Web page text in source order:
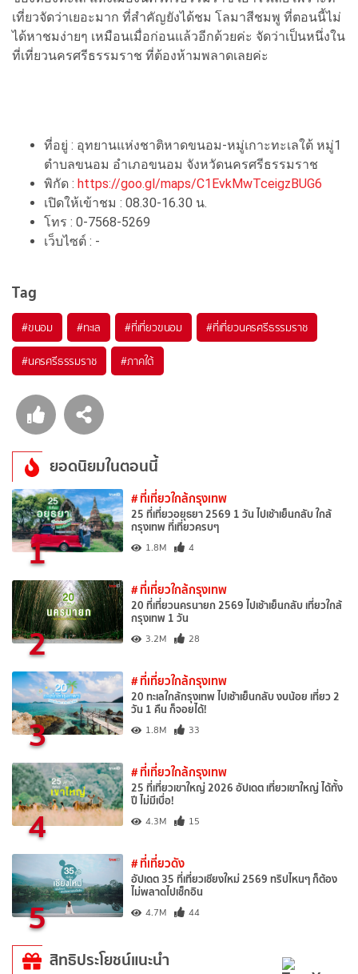
เที่ยวจัดว่าเยอะมาก ที่สำคัญยังได้ชม โลมาสีชมพู ที่ตอนนี้ไม่
ได้หาชมง่ายๆ เหมือนเมื่อก่อนแล้วอีกด้วยค่ะ จัดว่าเป็นหนึ่งใน
ที่เที่ยวนครศรีธรรมราช ที่ต้องห้ามพลาดเลยค่ะ
ที่อยู่ : อุทยานแห่งชาติหาดขนอม-หมู่เกาะทะเลใต้ หมู่1
ตำบลขนอม อำเภอขนอม จังหวัดนครศรีธรรมราช
พิกัด : https://goo.gl/maps/C1EvkMwTceigzBUG6
เปิดให้เข้าชม : 08.30-16.30 น.
โทร : 0-7568-5269
เว็บไซต์ : -
Tag
#ขนอม #ทะเล #ที่เที่ยวขนอม #ที่เที่ยวนครศรีธรรมราช
#นครศรีธรรมราช #ภาคใต้
ยอดนิยมในตอนนี้
1
# ที่เที่ยวใกล้กรุงเทพ
25 ที่เที่ยวอยุธยา 2569 1 วัน ไปเช้าเย็นกลับ ใกล้
กรุงเทพ ที่เที่ยวครบๆ
1.8M 4
2
# ที่เที่ยวใกล้กรุงเทพ
20 ที่เที่ยวนครนายก 2569 ไปเช้าเย็นกลับ เที่ยวใกล้
กรุงเทพ 1 วัน
3.2M 28
3
# ที่เที่ยวใกล้กรุงเทพ
20 ทะเลใกล้กรุงเทพ ไปเช้าเย็นกลับ งบน้อย เที่ยว 2
วัน 1 คืน ก็จอยได้!
1.8M 33
4
# ที่เที่ยวใกล้กรุงเทพ
25 ที่เที่ยวเขาใหญ่ 2026 อัปเดต เที่ยวเขาใหญ่ ได้ทั้ง
ปี ไม่มีเบื่อ!
4.3M 15
5
# ที่เที่ยวดัง
อัปเดต 35 ที่เที่ยวเชียงใหม่ 2569 ทริปไหนๆ ก็ต้อง
ไม่พลาดไปเช็กอิน
4.7M 44
สิทธิประโยชน์แนะนำ